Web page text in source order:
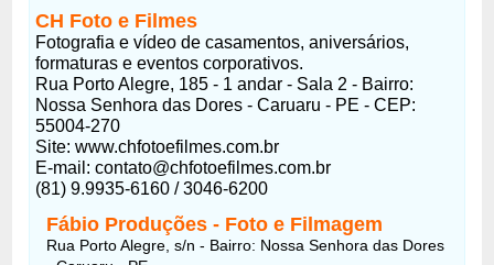
CH Foto e Filmes
Fotografia e vídeo de casamentos, aniversários,
formaturas e eventos corporativos.
Rua Porto Alegre, 185 - 1 andar - Sala 2 - Bairro:
Nossa Senhora das Dores - Caruaru - PE - CEP:
55004-270
Site: www.chfotoefilmes.com.br
E-mail: contato@chfotoefilmes.com.br
(81) 9.9935-6160 / 3046-6200
Fábio Produções - Foto e Filmagem
Rua Porto Alegre, s/n - Bairro: Nossa Senhora das Dores